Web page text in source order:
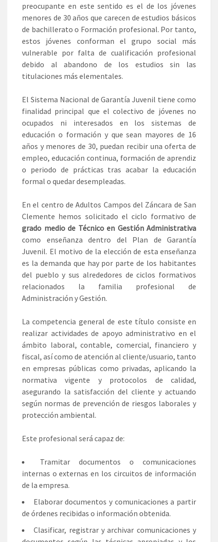
preocupante en este sentido es el de los jóvenes
menores de 30 años que carecen de estudios básicos
de bachillerato o Formación profesional. Por tanto,
estos jóvenes conforman el grupo social más
vulnerable por falta de cualificación profesional
debido al abandono de los estudios sin las
titulaciones más elementales.
El Sistema Nacional de Garantía Juvenil tiene como
finalidad principal que el colectivo de jóvenes no
ocupados ni interesados en los sistemas de
educación o formación y que sean mayores de 16
años y menores de 30, puedan recibir una oferta de
empleo, educación continua, formación de aprendiz
o periodo de prácticas tras acabar la educación
formal o quedar desempleadas.
En el centro de Adultos Campos del Záncara de San
Clemente hemos solicitado el ciclo formativo de
grado medio de Técnico en Gestión Administrativa
como enseñanza dentro del Plan de Garantía
Juvenil. El motivo de la elección de esta enseñanza
es la demanda que hay por parte de los habitantes
del pueblo y sus alrededores de ciclos formativos
relacionados la familia profesional de
Administración y Gestión.
La competencia general de este título consiste en
realizar actividades de apoyo administrativo en el
ámbito laboral, contable, comercial, financiero y
fiscal, así como de atención al cliente/usuario, tanto
en empresas públicas como privadas, aplicando la
normativa vigente y protocolos de calidad,
asegurando la satisfacción del cliente y actuando
según normas de prevención de riesgos laborales y
protección ambiental.
Este profesional será capaz de:
Tramitar documentos o comunicaciones
internas o externas en los circuitos de información
de la empresa.
Elaborar documentos y comunicaciones a partir
de órdenes recibidas o información obtenida.
Clasificar, registrar y archivar comunicaciones y